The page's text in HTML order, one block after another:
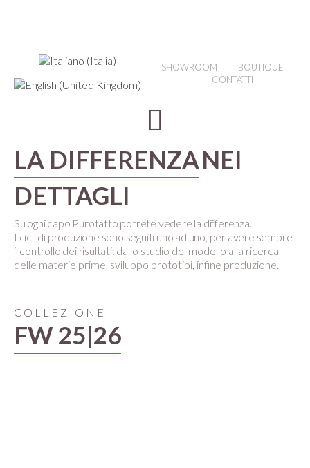
SHOWROOM
BOUTIQUE
CONTATTI
LA DIFFERENZANEI
DETTAGLI
Su ogni capo Purotatto potrete vedere la differenza.
I cicli di produzione sono seguiti uno ad uno, per avere sempre
il controllo dei risultati: dallo studio del modello alla ricerca
delle materie prime, sviluppo prototipi, infine produzione.
COLLEZIONE
FW 25|26